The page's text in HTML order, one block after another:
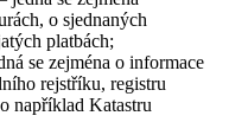
o sjednaných
platbách;
se zejména o informace
rejstříku, registru
například Katastru